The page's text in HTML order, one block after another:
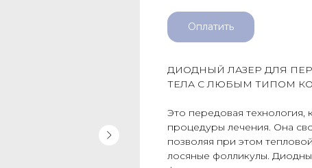
Оплатить
ДИОДНЫЙ ЛАЗЕР ДЛЯ
ТЕЛА С ЛЮБЫМ ТИПОМ
Это пе­редо­вая
про­цеду­ры ле­чения. Она
поз­во­ляя при этом
лося­ные фол­ли­кулы.